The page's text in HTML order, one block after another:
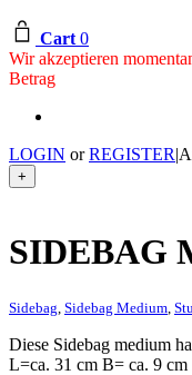
Cart 0
Wir akzeptieren
Betrag
LOGIN orREGISTER|
+
SIDEBAG
Sidebag Sidebag Medium
Diese Sidebag medium
L=ca. 31 cm B= ca. 9 cm